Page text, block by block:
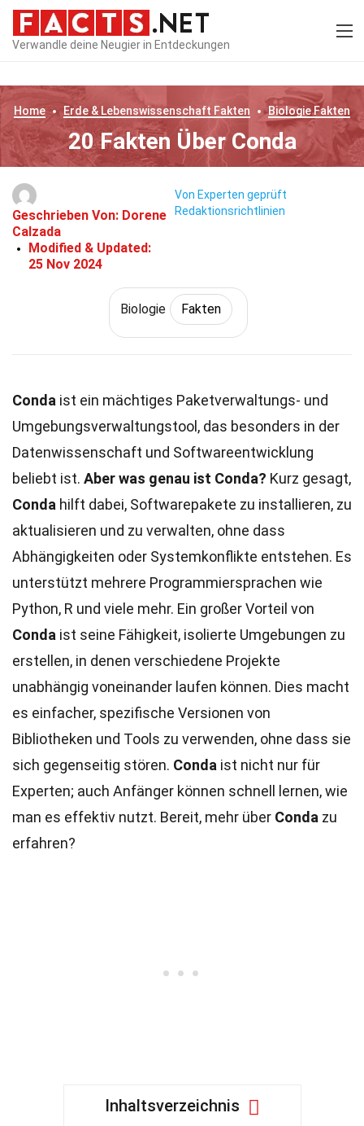
Verwandle deine Neugier in Entdeckungen
Home Erde & Lebenswissenschaft Fakten BiologieFakten
20 Fakten Über Conda
Geschrieben Von: Dorene
Calzada
Modified & Updated:
25 Nov 2024
Von Experten geprüft
Redaktionsrichtlinien
Biologie Fakten
Conda ist ein mächtiges Paketverwaltungs- und
Umgebungsverwaltungstool, das besonders in der
Datenwissenschaft und Softwareentwicklung
beliebt ist. Aber was genau ist Conda? Kurz gesagt,
Conda hilft dabei, Softwarepakete zu installieren, zu
aktualisieren und zu verwalten, ohne dass
Abhängigkeiten oder Systemkonflikte entstehen. Es
unterstützt mehrere Programmiersprachen wie
Python, R und viele mehr. Ein großer Vorteil von
Conda ist seine Fähigkeit, isolierte Umgebungen zu
erstellen, in denen verschiedene Projekte
unabhängig voneinander laufen können. Dies macht
es einfacher, spezifische Versionen von
Bibliotheken und Tools zu verwenden, ohne dass sie
sich gegenseitig stören. Conda ist nicht nur für
Experten; auch Anfänger können schnell lernen, wie
man es effektiv nutzt. Bereit, mehr über Conda zu
erfahren?
Inhaltsverzeichnis